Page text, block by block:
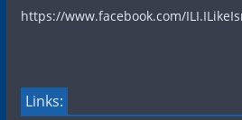
https://www.facebook.com/
Links: